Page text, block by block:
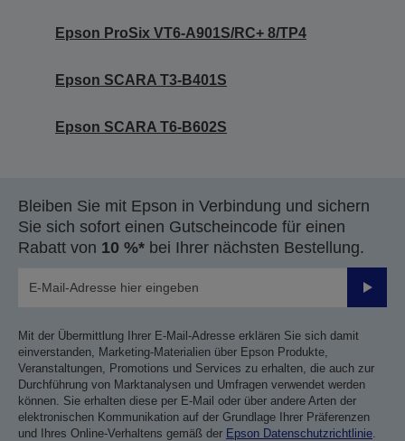
Epson ProSix VT6-A901S/RC+ 8/TP4
Epson SCARA T3-B401S
Epson SCARA T6-B602S
Bleiben Sie mit Epson in Verbindung und sichern
Sie sich sofort einen Gutscheincode für einen
Rabatt von 10 %* bei Ihrer nächsten Bestellung.
Mit der Übermittlung Ihrer E-Mail-Adresse erklären Sie sich damit
einverstanden, Marketing-Materialien über Epson Produkte,
Veranstaltungen, Promotions und Services zu erhalten, die auch zur
Durchführung von Marktanalysen und Umfragen verwendet werden
können. Sie erhalten diese per E-Mail oder über andere Arten der
elektronischen Kommunikation auf der Grundlage Ihrer Präferenzen
und Ihres Online-Verhaltens gemäß der Epson Datenschutzrichtlinie.